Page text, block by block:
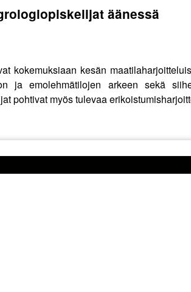
äänessä
kokemuksiaan kesän
ja emolehmätilojen arkeen sekä
pohtivat myös tulevaa